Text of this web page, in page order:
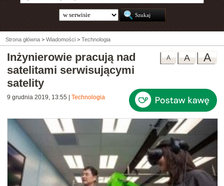
Strona główna > Wiadomości > Technologia
A
A
A
Inżynierowie pracują nad
satelitami serwisującymi
satelity
9 grudnia 2019, 13:55 Technologia